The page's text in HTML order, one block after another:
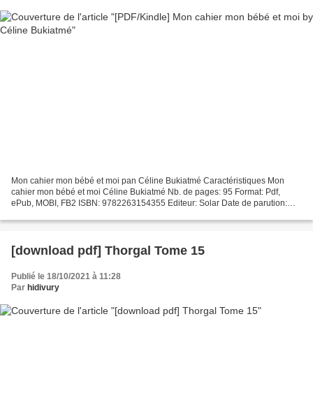
Mon cahier mon bébé et moi pan Céline Bukiatmé Caractéristiques Mon
cahier mon bébé et moi Céline Bukiatmé Nb. de pages: 95 Format: Pdf,
ePub, MOBI, FB2 ISBN: 9782263154355 Editeur: Solar Date de parution:
[download pdf] Thorgal Tome 15
Publié le 18/10/2021 à 11:28
Par hidivury